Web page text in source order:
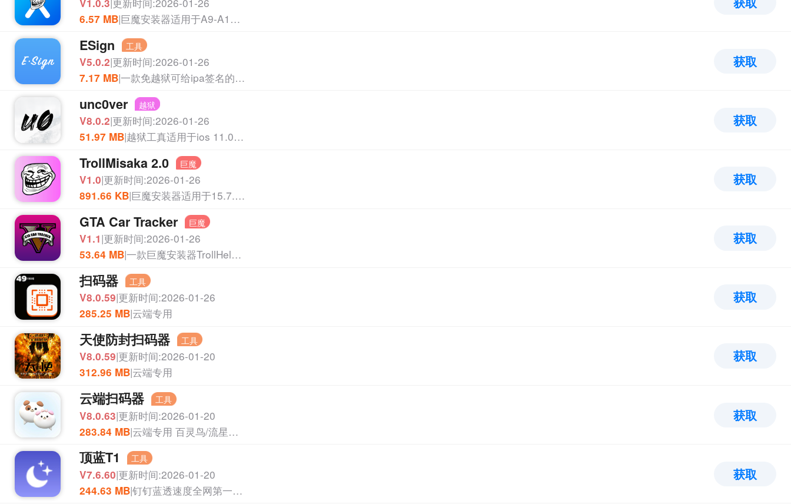
6.57 MB|巨魔安装器适用于A9-A11,ios14-16.7部分设备
ESign 工具
V5.0.2|更新时间:2026-01-26
7.17 MB|一款免越狱可给ipa签名的工具
获取
unc0ver 越狱
V8.0.2|更新时间:2026-01-26
51.97 MB|越狱工真适用于ios 11.0-14.8
获取
TrollMisaka 2.0 巨魔
V1.0|更新时间:2026-01-26
891.66 KB|巨魔安装器适用于15.7.2-15.8.2 A8
获取
GTA Car Tracker 巨魔
V1.1|更新时间:2026-01-26
53.64 MB|一款巨魔安装器TrollHelperOTA
获取
扫码器 工具
V8.0.59|更新时间:2026-01-26
285.25 MB|云端专用
获取
天使防封扫码器 工具
V8.0.59|更新时间:2026-01-20
312.96 MB|云端专用
获取
云端扫码器 工具
V8.0.63|更新时间:2026-01-20
283.84 MB|云端专用 百灵鸟/流星雨/吉利秒
获取
顶蓝T1 工具
V7.6.60|更新时间:2026-01-20
244.63 MB|钉钉蓝透速度全网第一没话说
获取